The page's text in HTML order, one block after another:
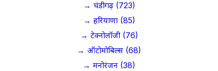
→ चंडीगढ़ (723)
→ हरियाणा (85)
→ टेक्नोलॉजी (76)
→ ऑटोमोबिल्स (68)
→ मनोरंजन (38)